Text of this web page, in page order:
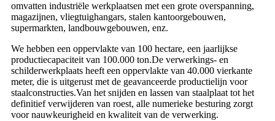
omvatten industriële werkplaatsen met een grote overspanning,
magazijnen, vliegtuighangars, stalen kantoorgebouwen,
supermarkten, landbouwgebouwen, enz.
We hebben een oppervlakte van 100 hectare, een jaarlijkse
productiecapaciteit van 100.000 ton.De verwerkings- en
schilderwerkplaats heeft een oppervlakte van 40.000 vierkante
meter, die is uitgerust met de geavanceerde productielijn voor
staalconstructies.Van het snijden en lassen van staalplaat tot het
definitief verwijderen van roest, alle numerieke besturing zorgt
voor nauwkeurigheid en kwaliteit van de verwerking.